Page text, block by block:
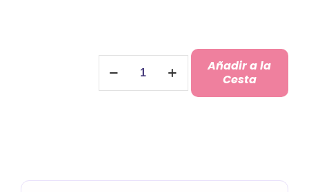
Firmas
Balón
Añadir a la
Cesta